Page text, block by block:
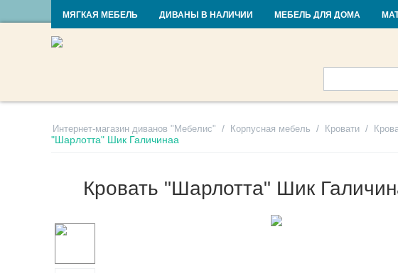
RU UA Контакты
МЯГКАЯ МЕБЕЛЬ ДИВАНЫ В НАЛИЧИИ МЕБЕЛЬ ДЛЯ ДОМА
Интернет-магазин диванов "Мебелис" / Корпусная мебель / Кровати /
"Шарлотта" Шик Галичинаа
Кровать "Шарлотта" Шик